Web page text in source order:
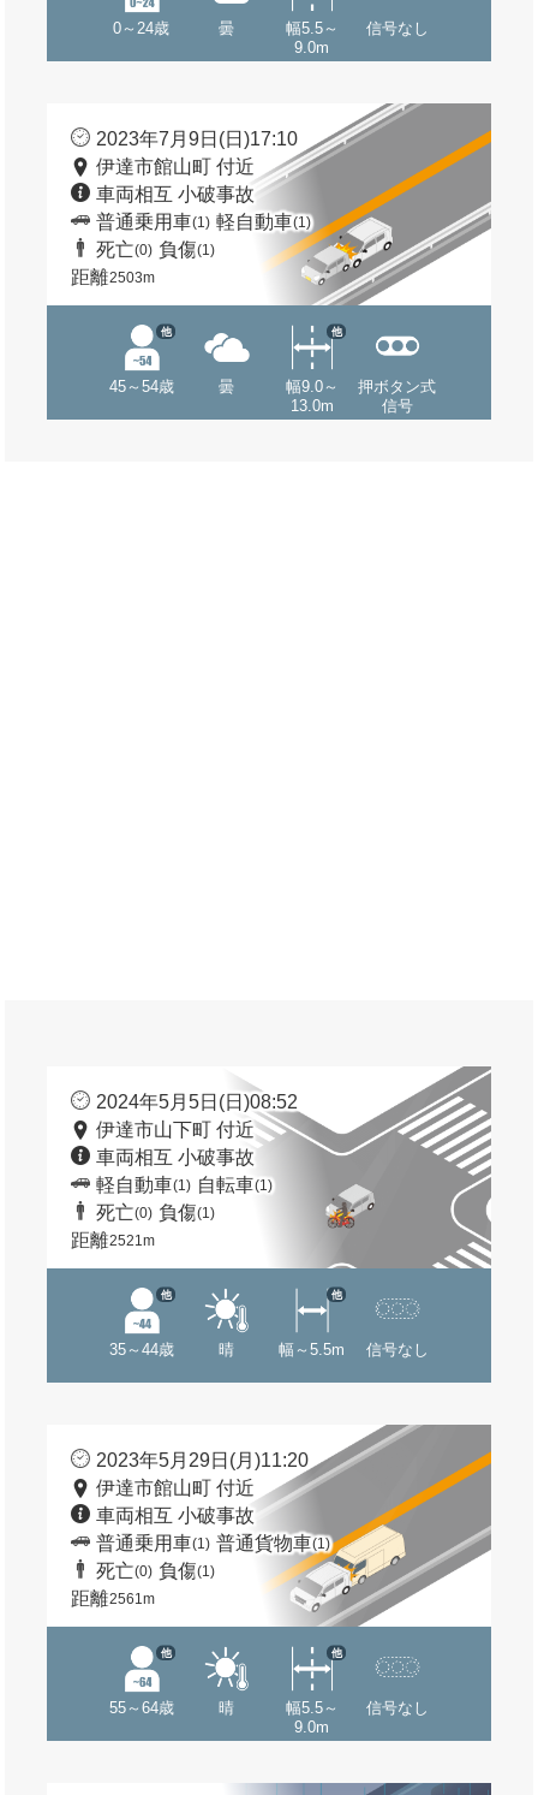
0～24歳 曇
幅5.5～
9.0m
信号なし
2023年7月9日(日)17:10
伊達市館山町 付近
車両相互 小破事故
普通乗用車(1) 軽自動車(1)
死亡(0) 負傷(1)
距離2503m
45～54歳
他
曇
幅9.0～
13.0m
他
押ボタン式
信号
2024年5月5日(日)08:52
伊達市山下町 付近
車両相互 小破事故
軽自動車(1) 自転車(1)
死亡(0) 負傷(1)
距離2521m
35～44歳
他
晴 幅～5.5m
他
信号なし
2023年5月29日(月)11:20
伊達市館山町 付近
車両相互 小破事故
普通乗用車(1) 普通貨物車(1)
死亡(0) 負傷(1)
距離2561m
55～64歳
他
晴
幅5.5～
9.0m
他
信号なし